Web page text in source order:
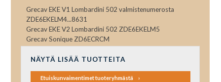
Grecav EKE V1 Lombardini 502 valmistenumerosta
ZDE6EKELM4...8631
Grecav EKE V2 Lombardini 502 ZDE6EKELM5
Grecav Sonique ZD6ECRCM
NÄYTÄ LISÄÄ TUOTTEITA
Etuiskunvaimentimet tuoteryhmästä